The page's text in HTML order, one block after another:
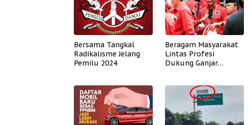
Bersama Tangkal
Radikalisme Jelang
Pemilu 2024
Beragam Masyarakat
Lintas Profesi
Dukung Ganjar